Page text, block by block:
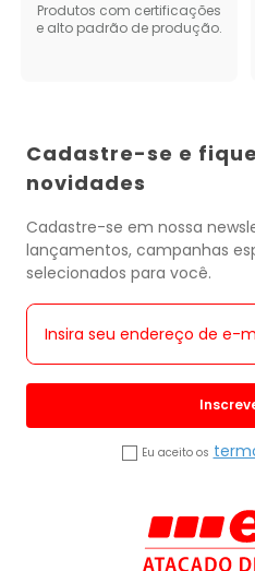
Produtos com certificações
e alto padrão de produção.
Cadastre-se e
novidades
Cadastre-se em nossa
lançamentos, campanhas
selecionados para você.
Eu aceito os